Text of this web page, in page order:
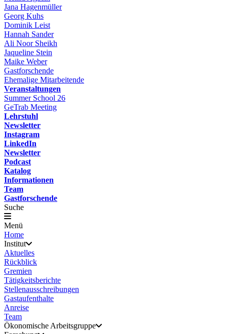
Jana Hagenmüller
Georg Kuhs
Dominik Leist
Hannah Sander
Ali Noor Sheikh
Jaqueline Stein
Maike Weber
Gastforschende
Ehemalige Mitarbeitende
Veranstaltungen
Summer School 26
GeTrab Meeting
Lehrstuhl
Newsletter
Instagram
LinkedIn
Newsletter
Podcast
Katalog
Informationen
Team
Gastforschende
Suche
Menü
Home
Institut
Aktuelles
Rückblick
Gremien
Tätigkeitsberichte
Stellenausschreibungen
Gastaufenthalte
Anreise
Team
Ökonomische Arbeitsgruppe